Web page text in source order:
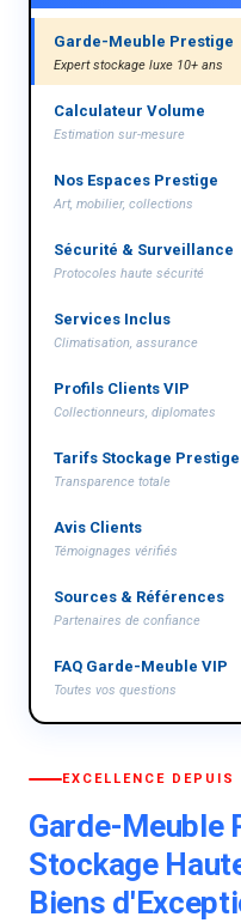
Garde-Meuble Prestige
Expert stockage luxe 10+ ans
Calculateur Volume
Estimation sur-mesure
Nos Espaces Prestige
Art, mobilier, collections
Sécurité & Surveillance
Protocoles haute sécurité
Services Inclus
Climatisation, assurance
Profils Clients VIP
Collectionneurs, diplomates
Tarifs Stockage Prestige
Transparence totale
Avis Clients
Témoignages vérifiés
Sources & Références
Partenaires de confiance
FAQ Garde-Meuble VIP
Toutes vos questions
EXCELLENCE
Garde-Meuble
Stockage
Biens